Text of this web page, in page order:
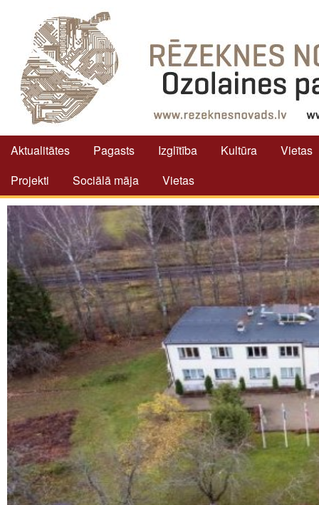
Aktualitātes Pagasts Izglītība Kultūra
Vietas
Projekti
Sociālā māja Vietas